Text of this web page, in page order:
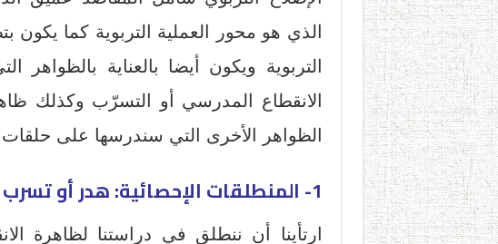
الذي هو محور العملية التربوية كما يكون
التربوية ويكون أيضا بالعناية بالظواهر
الانقطاع المدرسي أو التسرّب وكذلك
الظواهر الأخرى التي سندرسها على
1- المنطلقات الإحصائية: هدر أو تسرب أو انقطاع؟
ارتأينا أن ننطلق في دراستنا لظاهرة